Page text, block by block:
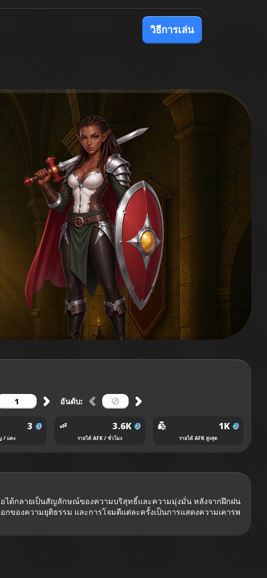
วิธีการเล่น
อันดับ:
3
/ แตะ
3.6K
รายได้ AFK / ชั่วโมง
1K
รายได้ AFK สูงสุด
ได้กลายเป็นสัญลักษณ์ของความบริสุทธิ์และความมุ่งมั่น หลังจากฝึกฝน
ของความยุติธรรม และการโจมตีแต่ละครั้งเป็นการแสดงความเคารพ